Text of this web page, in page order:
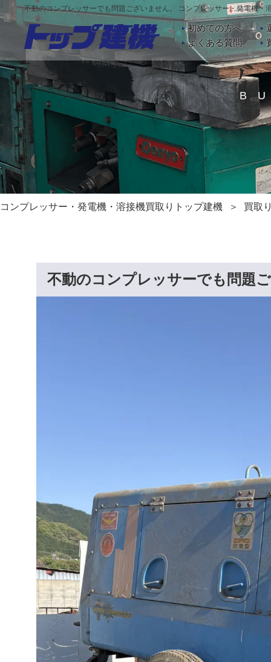
不動のコンプレッサーでも問題ございません。 コンプレッサー・発電機・
初めての方へ
よくある質問
コンプレッサー・発電機・溶接機買取りトップ建機 買取
不動のコンプレッサーでも問題